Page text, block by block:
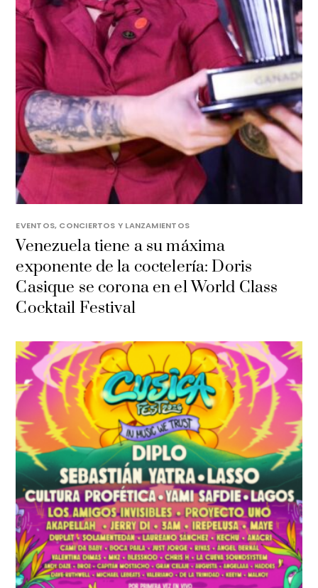
EVENTOS, CONCIERTOS Y LANZAMIENTOS
Venezuela tiene a su máxima
exponente de la coctelería: Doris
Casique se corona en el World Class
Cocktail Festival